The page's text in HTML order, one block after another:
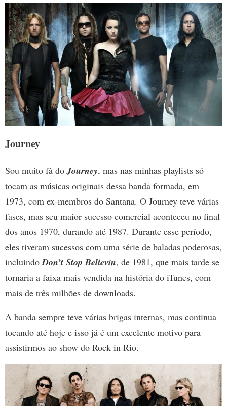
Journey
Sou muito fã doJourney, mas nas minhas playlists só
tocam as músicas originais dessa banda formada, em
1973, com ex-membros do Santana. O Journey teve várias
fases, mas seu maior sucesso comercial aconteceu no final
dos anos 1970, durando até 1987. Durante esse período,
eles tiveram sucessos com uma série de baladas poderosas,
incluindoDon’t Stop Believin, de 1981, que mais tarde se
tornaria a faixa mais vendida na história do iTunes, com
mais de três milhões de downloads.
A banda sempre teve várias brigas internas, mas continua
tocando até hoje e isso já é um excelente motivo para
assistirmos ao show do Rock in Rio.